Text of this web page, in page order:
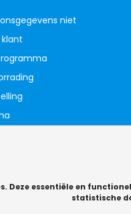
niet
Deze essentiële en
statistische